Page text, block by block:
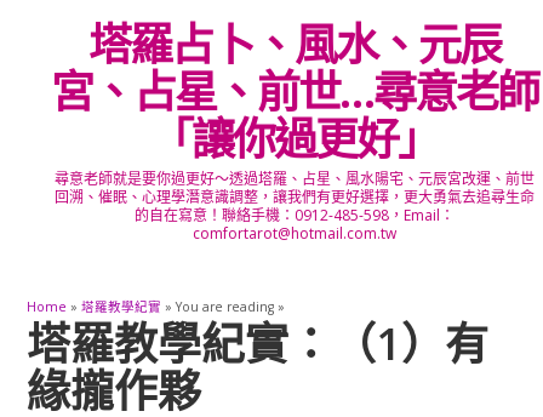
塔羅占卜、風水、元辰
宮、占星、前世…尋意老師
「讓你過更好」
尋意老師就是要你過更好～透過塔羅、占星、風水陽宅、元辰宮改運、前世
回溯、催眠、心理學潛意識調整，讓我們有更好選擇，更大勇氣去追尋生命
的自在寫意！聯絡手機：0912-485-598，Email：
comfortarot@hotmail.com.tw
Home » 塔羅教學紀實 » You are reading »
塔羅教學紀實：（1）有
緣攏作夥